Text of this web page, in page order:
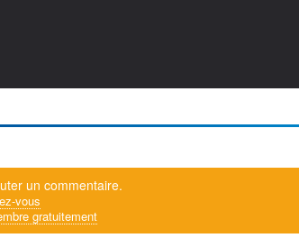
un commentaire.
vous
gratuitement